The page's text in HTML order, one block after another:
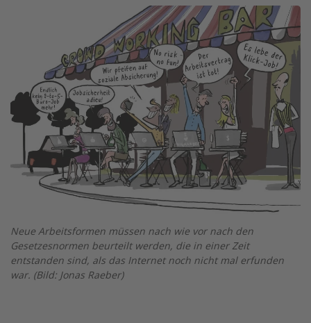
Neue Arbeitsformen müssen nach wie vor nach den
Gesetzesnormen beurteilt werden, die in einer Zeit
entstanden sind, als das Internet noch nicht mal erfunden
war. (Bild: Jonas Raeber)